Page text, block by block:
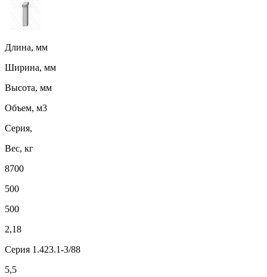
Длина, мм
Ширина, мм
Высота, мм
Объем, м3
Серия,
Вес, кг
8700
500
500
2,18
Серия 1.423.1-3/88
5,5